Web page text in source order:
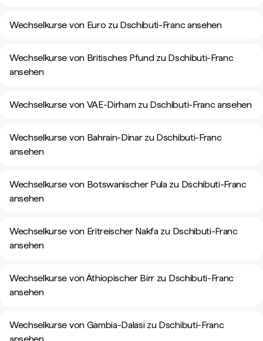
Wechselkurse von Euro zu Dschibuti-Franc ansehen
Wechselkurse von Britisches Pfund zu Dschibuti-Franc
ansehen
Wechselkurse von VAE-Dirham zu Dschibuti-Franc ansehen
Wechselkurse von Bahrain-Dinar zu Dschibuti-Franc
ansehen
Wechselkurse von Botswanischer Pula zu Dschibuti-Franc
ansehen
Wechselkurse von Eritreischer Nakfa zu Dschibuti-Franc
ansehen
Wechselkurse von Äthiopischer Birr zu Dschibuti-Franc
ansehen
Wechselkurse von Gambia-Dalasi zu Dschibuti-Franc